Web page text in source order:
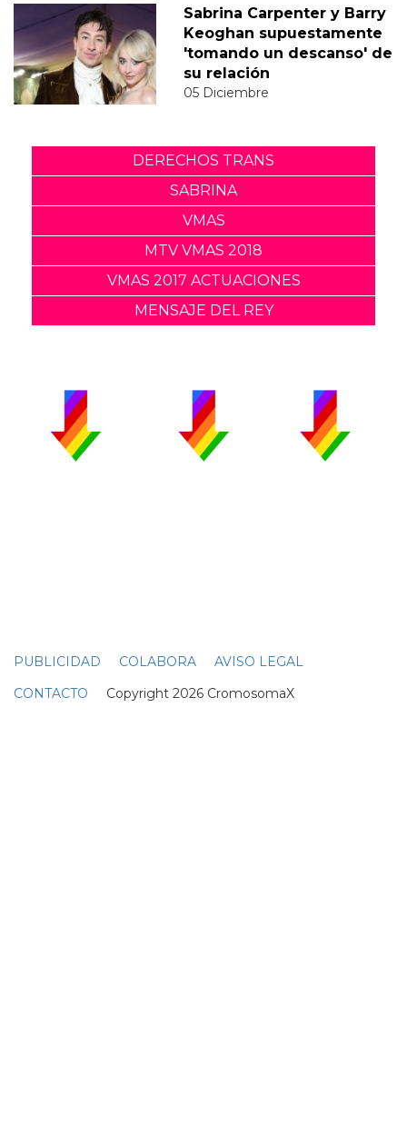
Sabrina Carpenter y Barry
Keoghan supuestamente
'tomando un descanso' de
su relación
05 Diciembre
DERECHOS TRANS
SABRINA
VMAS
MTV VMAS 2018
VMAS 2017 ACTUACIONES
MENSAJE DEL REY
PUBLICIDAD COLABORA
AVISO LEGAL
CONTACTO Copyright 2026 CromosomaX